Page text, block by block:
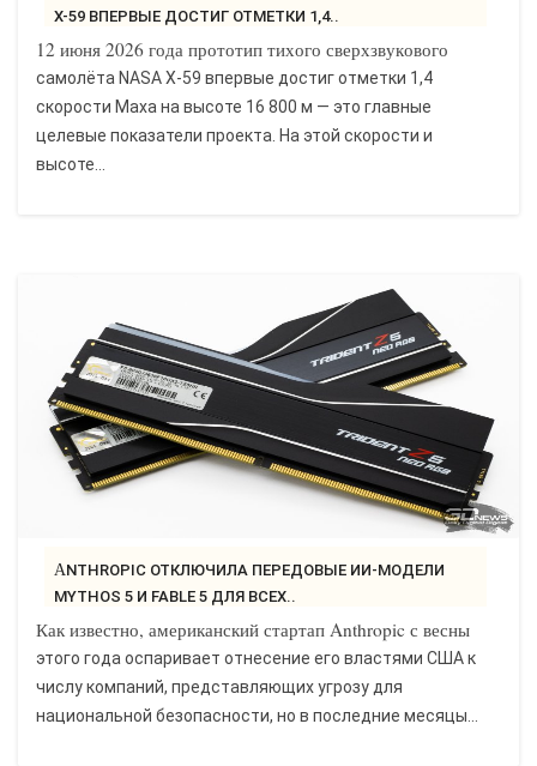
X-59 ВПЕРВЫЕ ДОСТИГ ОТМЕТКИ 1,4..
12 июня 2026 года прототип тихого сверхзвукового
самолёта NASA X-59 впервые достиг отметки 1,4
скорости Маха на высоте 16 800 м — это главные
целевые показатели проекта. На этой скорости и
высоте...
ANTHROPIC ОТКЛЮЧИЛА ПЕРЕДОВЫЕ ИИ-МОДЕЛИ
MYTHOS 5 И FABLE 5 ДЛЯ ВСЕХ..
Как известно, американский стартап Anthropic с весны
этого года оспаривает отнесение его властями США к
числу компаний, представляющих угрозу для
национальной безопасности, но в последние месяцы...